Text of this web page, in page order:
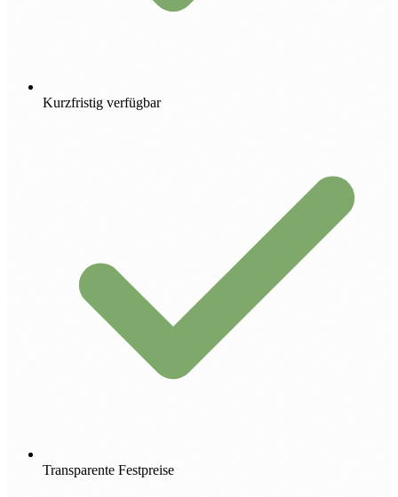
Kurzfristig verfügbar
Transparente Festpreise